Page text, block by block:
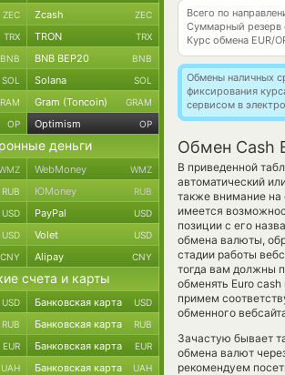
Всего по
Суммарный резерв
Курс обмена EUR/
Обмены наличных
фиксирования
сервисом в
Обмен Cash
В приведенной
автоматический
также внимание на
имеется
позиции с его
обмена валюты,
стадии работы
тогда вам должны
обменять Euro
примем
обменного
Зачастую бывает
обмена валют
рекомендуем
ZEC Zcash ZEC
TRX TRON TRX
BNB BNB BEP20 BNB
SOL Solana SOL
Gram (Toncoin) GRAM
OP Optimism OP
деньги
WebMoney WMZ
RUB ЮMoney RUB
USD PayPal USD
USD Volet USD
CNY Alipay CNY
счета и карты
USD Банковская карта USD
RUB Банковская карта RUB
EUR Банковская карта EUR
UAH Банковская карта UAH